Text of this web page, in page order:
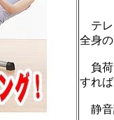
テレ
全身
負荷
すれ
静音